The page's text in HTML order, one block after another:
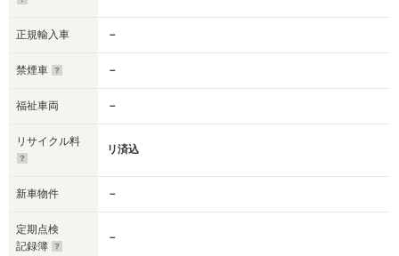
正規輸入車 －
禁煙車 －
福祉車両 －
リサイクル料
リ済込
新車物件 －
定期点検
記録簿
－